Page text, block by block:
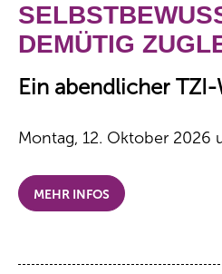
DEMÜTIG
Ein abendlicher
Montag, 12. Oktober 2026
MEHR INFOS